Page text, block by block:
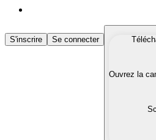
Acheter des
Achetez les
Convertissez vos
S'inscrire Se connecter
Ouvrez la